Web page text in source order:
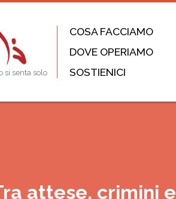
si senta solo
COSA FACCIAMO
DOVE OPERIAMO
SOSTIENICI
attese, crimini e